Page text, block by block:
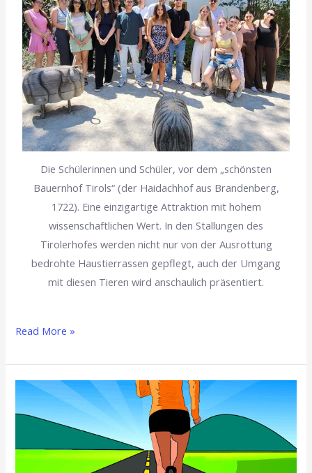
Die Schülerinnen und Schüler, vor dem „schönsten
Bauernhof Tirols“ (der Haidachhof aus Brandenberg,
1722). Eine einzigartige Attraktion mit hohem
wissenschaftlichen Wert. In den Stallungen des
Tirolerhofes werden nicht nur von der Ausrottung
bedrohte Haustierrassen gepflegt, auch der Umgang
mit diesen Tieren wird anschaulich präsentiert.
Read More »
Sport,
Teamgeist